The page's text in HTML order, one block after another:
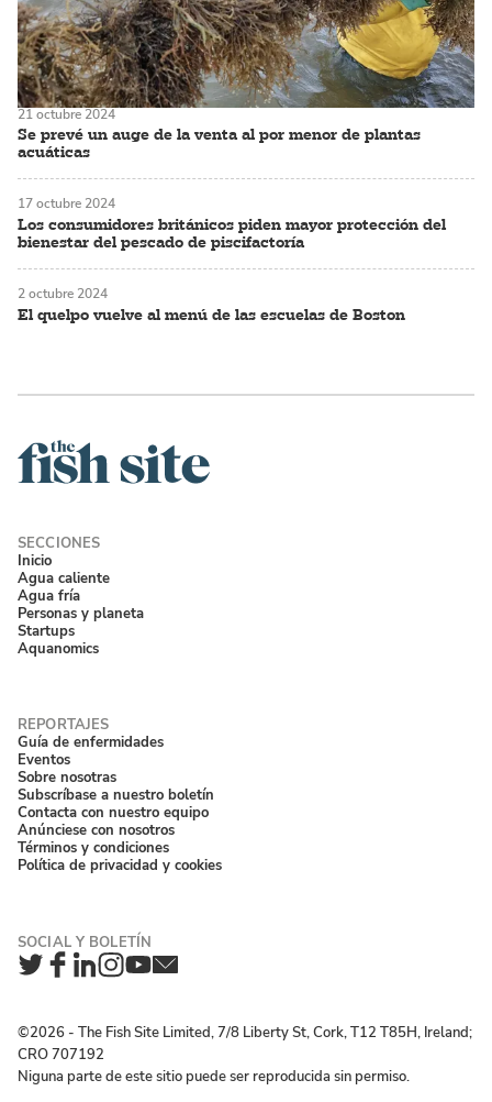
Se prevé un auge de la venta al por menor de plantas
acuáticas
21 octubre 2024
Los consumidores británicos piden mayor protección del
bienestar del pescado de piscifactoría
17 octubre 2024
El quelpo vuelve al menú de las escuelas de Boston
2 octubre 2024
Inicio
Agua caliente
Agua fría
Personas y planeta
Startups
Aquanomics
Guía de enfermidades
Eventos
Sobre nosotras
Subscríbase a nuestro boletín
Contacta con nuestro equipo
Anúnciese con nosotros
Términos y condiciones
Política de privacidad y cookies
Twitter
Facebook
LinkedIn
Instagram
YouTube
Newsletter
©2026 ‐ The Fish Site Limited, 7/8 Liberty St, Cork, T12 T85H, Ireland;
CRO 707192
Niguna parte de este sitio puede ser reproducida sin permiso.